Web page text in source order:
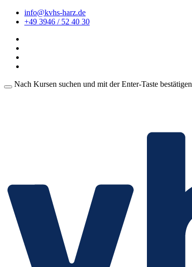
info@kvhs-harz.de
+49 3946 / 52 40 30
Nach Kursen suchen und mit der Enter-Taste bestätigen